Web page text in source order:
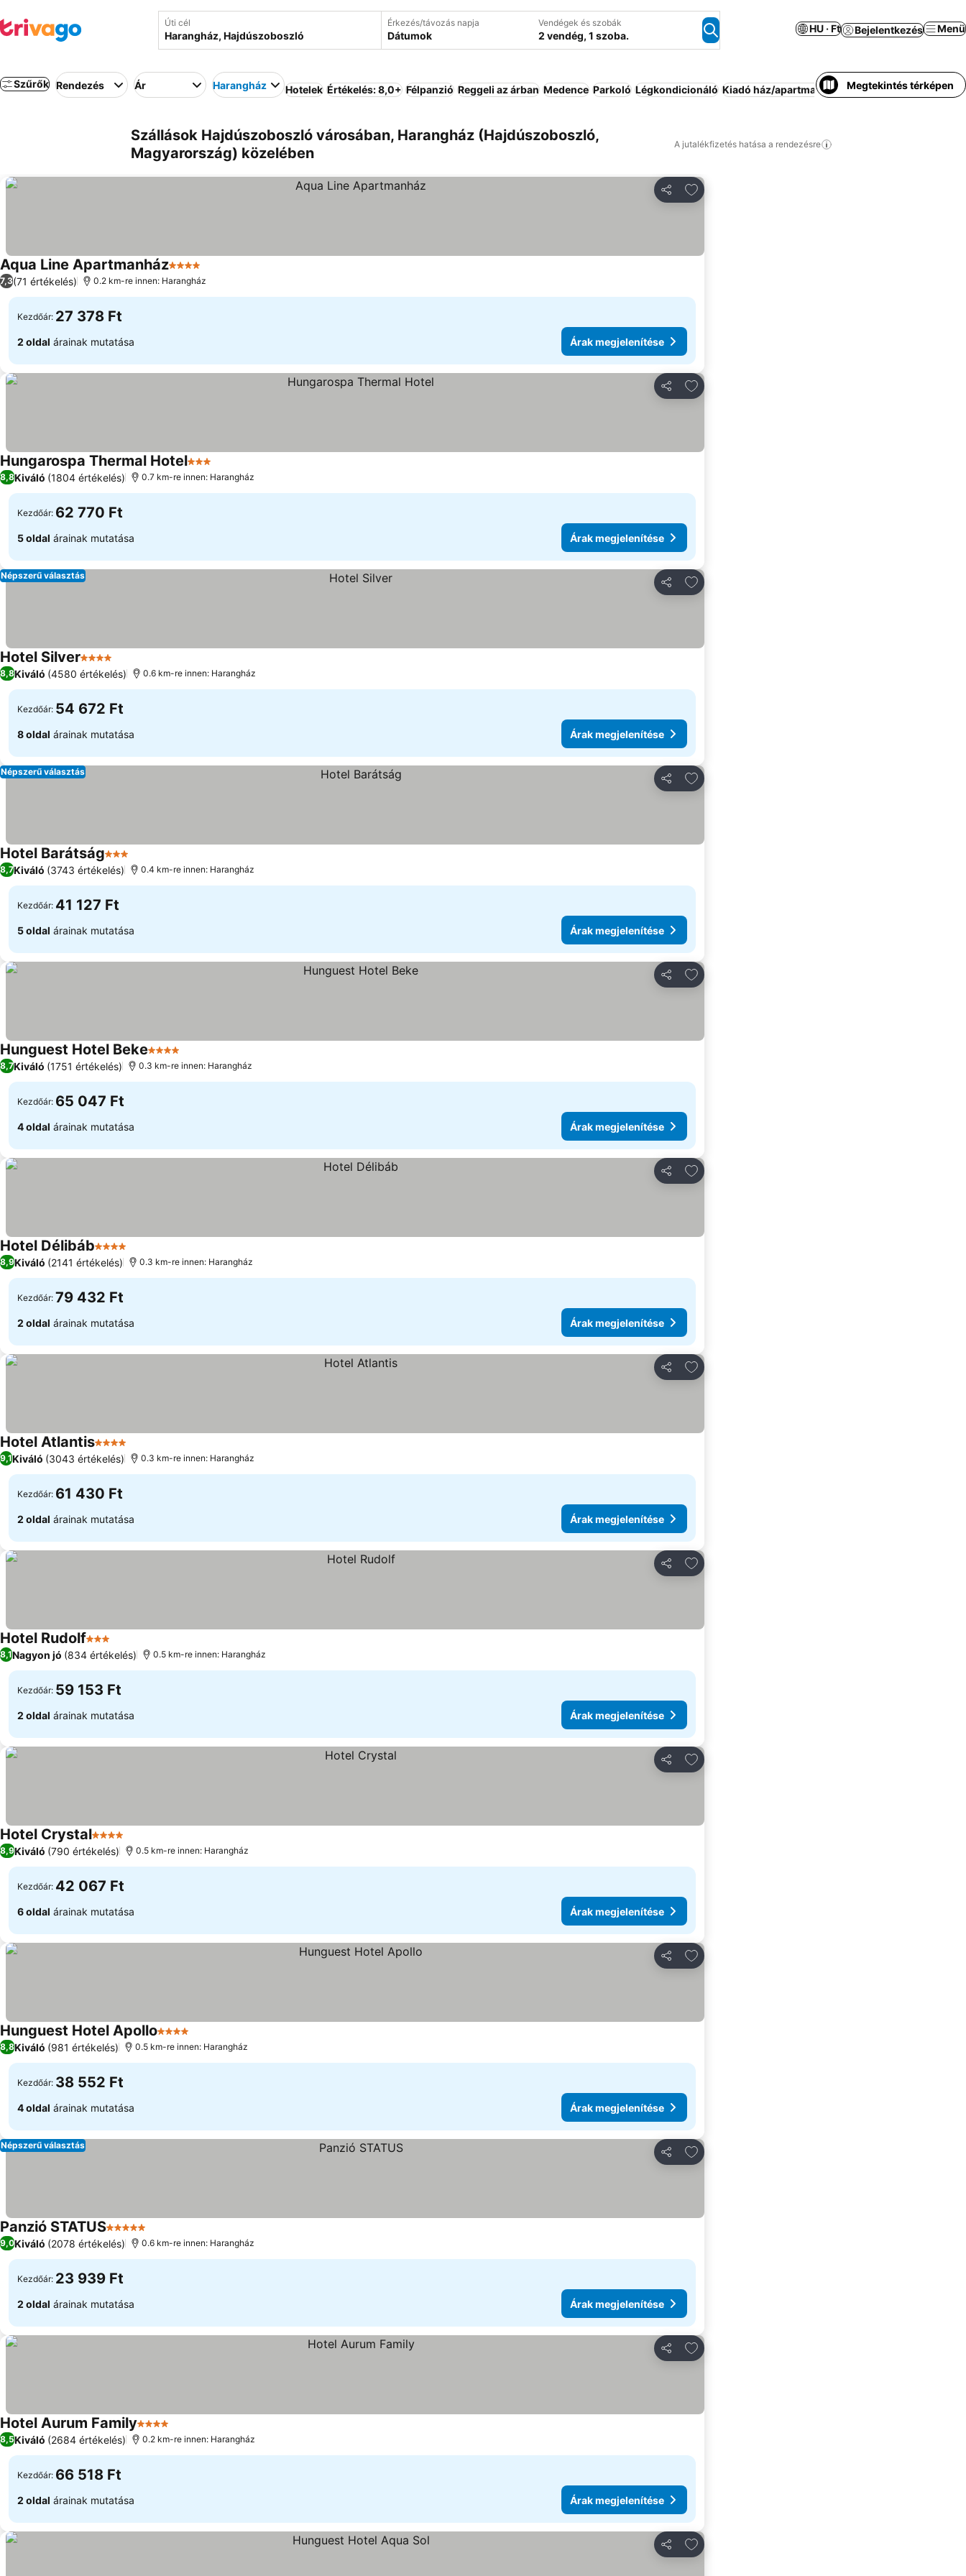
Úti cél Érkezés/távozás napja
Dátumok
Vendégek és szobák
2 vendég, 1 szoba.
HU · Ft Bejelentkezés Menü
Szűrők Rendezés Ár Harangház Hotelek Értékelés: 8,0+ Félpanzió Reggeli az árban Medence Parkoló Légkondicionáló Kiadó ház/apartman Apartmanhotel Háziállat
Megtekintés térképen
Szállások Hajdúszoboszló városában, Harangház (Hajdúszoboszló,
Magyarország) közelében
A jutalékfizetés hatása a rendezésre
Megosztás
Hozzáadás a kedvencekhez
Aqua Line Apartmanház4 Kategória
7,3(71 értékelés) 0.2 km-re innen: Harangház
Kezdőár: 27 378 Ft
2 oldal árainak mutatása Árak megjelenítése
Megosztás
Hozzáadás a kedvencekhez
Hungarospa Thermal Hotel3 Kategória
8,8Kiváló (1804 értékelés) 0.7 km-re innen: Harangház
Kezdőár: 62 770 Ft
5 oldal árainak mutatása Árak megjelenítése
Megosztás
Hozzáadás a kedvencekhez
Népszerű választás
Hotel Silver4 Kategória
8,8Kiváló (4580 értékelés) 0.6 km-re innen: Harangház
Kezdőár: 54 672 Ft
8 oldal árainak mutatása Árak megjelenítése
Megosztás
Hozzáadás a kedvencekhez
Népszerű választás
Hotel Barátság3 Kategória
8,7Kiváló (3743 értékelés) 0.4 km-re innen: Harangház
Kezdőár: 41 127 Ft
5 oldal árainak mutatása Árak megjelenítése
Megosztás
Hozzáadás a kedvencekhez
Hunguest Hotel Beke4 Kategória
8,7Kiváló (1751 értékelés) 0.3 km-re innen: Harangház
Kezdőár: 65 047 Ft
4 oldal árainak mutatása Árak megjelenítése
Megosztás
Hozzáadás a kedvencekhez
Hotel Délibáb4 Kategória
8,9Kiváló (2141 értékelés) 0.3 km-re innen: Harangház
Kezdőár: 79 432 Ft
2 oldal árainak mutatása Árak megjelenítése
Megosztás
Hozzáadás a kedvencekhez
Hotel Atlantis4 Kategória
9,1Kiváló (3043 értékelés) 0.3 km-re innen: Harangház
Kezdőár: 61 430 Ft
2 oldal árainak mutatása Árak megjelenítése
Megosztás
Hozzáadás a kedvencekhez
Hotel Rudolf3 Kategória
8,1Nagyon jó (834 értékelés) 0.5 km-re innen: Harangház
Kezdőár: 59 153 Ft
2 oldal árainak mutatása Árak megjelenítése
Megosztás
Hozzáadás a kedvencekhez
Hotel Crystal4 Kategória
8,9Kiváló (790 értékelés) 0.5 km-re innen: Harangház
Kezdőár: 42 067 Ft
6 oldal árainak mutatása Árak megjelenítése
Megosztás
Hozzáadás a kedvencekhez
Hunguest Hotel Apollo4 Kategória
8,8Kiváló (981 értékelés) 0.5 km-re innen: Harangház
Kezdőár: 38 552 Ft
4 oldal árainak mutatása Árak megjelenítése
Megosztás
Hozzáadás a kedvencekhez
Népszerű választás
Panzió STATUS5 Kategória
9,0Kiváló (2078 értékelés) 0.6 km-re innen: Harangház
Kezdőár: 23 939 Ft
2 oldal árainak mutatása Árak megjelenítése
Megosztás
Hozzáadás a kedvencekhez
Hotel Aurum Family4 Kategória
8,5Kiváló (2684 értékelés) 0.2 km-re innen: Harangház
Kezdőár: 66 518 Ft
2 oldal árainak mutatása Árak megjelenítése
Megosztás
Hozzáadás a kedvencekhez